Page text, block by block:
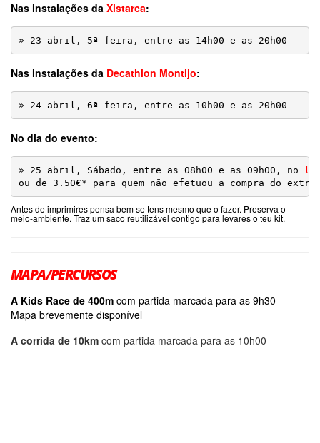
Nas instalações da Xistarca:
Nas instalações da Decathlon Montijo:
» 24 abril, 6ª feira, entre as 10h00 e as 20h00
No dia do evento:
» 25 abril, Sábado, entre as 08h00 e as 09h00, no
ou de 3.50€* para quem não efetuou a compra do
Antes de imprimires pensa bem se tens mesmo que o fazer. Preserva o
meio-ambiente. Traz um saco reutilizável contigo para levares o teu kit.
MAPA/PERCURSOS
A Kids Race de 400m com partida marcada para as 9h30
Mapa brevemente disponível
A corrida de 10km com partida marcada para as 10h00